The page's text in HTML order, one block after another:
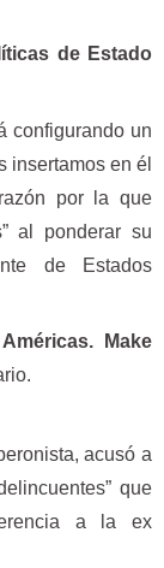
de Estado
configurando un
insertamos en él
por la que
al ponderar su
de Estados
Make
acusó a
que
a la ex